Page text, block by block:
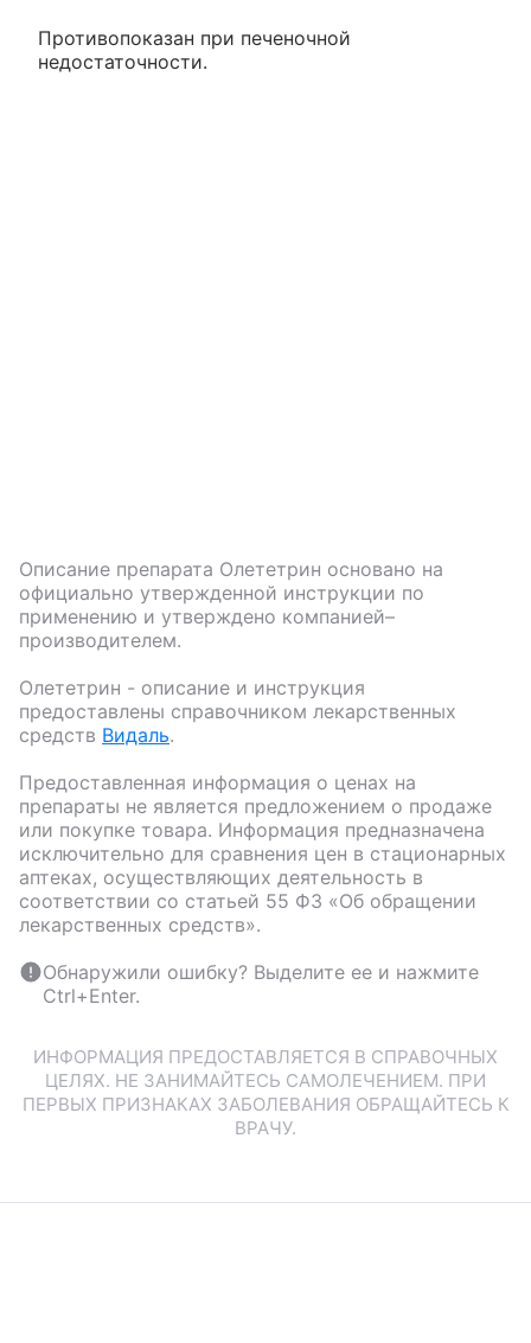
Противопоказан при печеночной
недостаточности.
Описание препарата Олететрин основано на
официально утвержденной инструкции по
применению и утверждено компанией–
производителем.
Олететрин - описание и инструкция
предоставлены справочником лекарственных
средств Видаль.
Предоставленная информация о ценах на
препараты не является предложением о продаже
или покупке товара. Информация предназначена
исключительно для сравнения цен в стационарных
аптеках, осуществляющих деятельность в
соответствии со статьей 55 ФЗ «Об обращении
лекарственных средств».
Обнаружили ошибку? Выделите ее и нажмите
Ctrl+Enter.
ИНФОРМАЦИЯ ПРЕДОСТАВЛЯЕТСЯ В СПРАВОЧНЫХ
ЦЕЛЯХ. НЕ ЗАНИМАЙТЕСЬ САМОЛЕЧЕНИЕМ. ПРИ
ПЕРВЫХ ПРИЗНАКАХ ЗАБОЛЕВАНИЯ ОБРАЩАЙТЕСЬ К
ВРАЧУ.